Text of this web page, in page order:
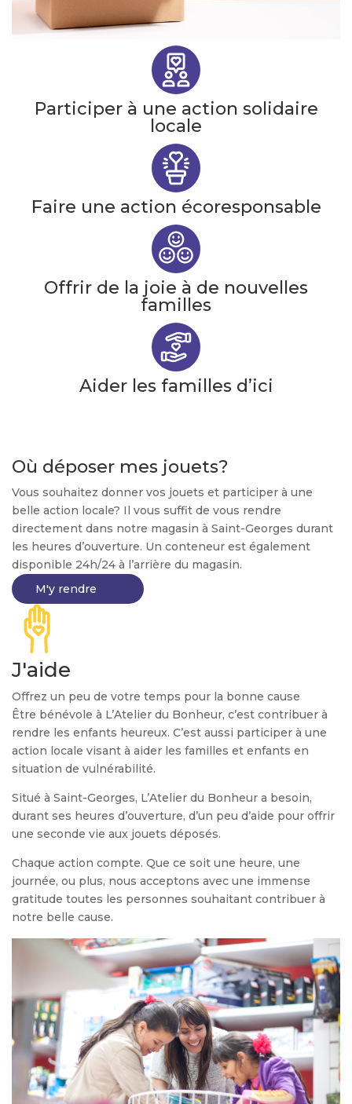
Participer à une action solidaire
locale
Faire une action écoresponsable
Offrir de la joie à de nouvelles
familles
Aider les familles d’ici
Où déposer mes jouets?
Vous souhaitez donner vos jouets et participer à une
belle action locale? Il vous suffit de vous rendre
directement dans notre magasin à Saint-Georges durant
les heures d’ouverture. Un conteneur est également
disponible 24h/24 à l’arrière du magasin.
M'y rendre
J'aide
Offrez un peu de votre temps pour la bonne cause
Être bénévole à L’Atelier du Bonheur, c’est contribuer à
rendre les enfants heureux. C’est aussi participer à une
action locale visant à aider les familles et enfants en
situation de vulnérabilité.
Situé à Saint-Georges, L’Atelier du Bonheur a besoin,
durant ses heures d’ouverture, d’un peu d’aide pour offrir
une seconde vie aux jouets déposés.
Chaque action compte. Que ce soit une heure, une
journée, ou plus, nous acceptons avec une immense
gratitude toutes les personnes souhaitant contribuer à
notre belle cause.